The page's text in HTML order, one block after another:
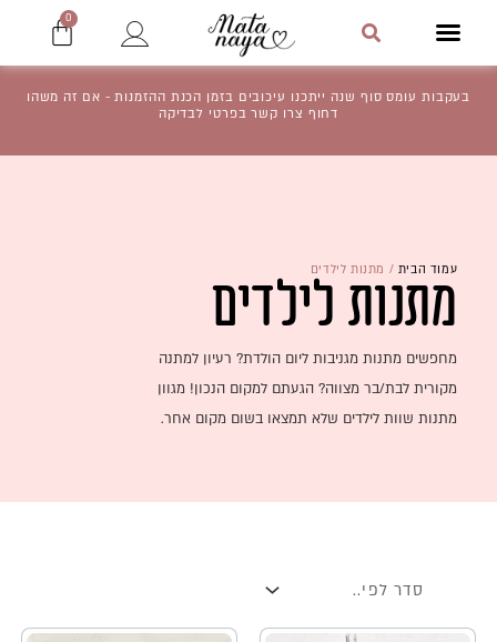
תפריט חיפוש
0
בעקבות עומס סוף שנה ייתכנו עיכובים בזמן הכנת ההזמנות - אם זה משהו
דחוף צרו קשר בפרטי לבדיקה
עמוד הבית / מתנות לילדים
מתנות לילדים
מחפשים מתנות מגניבות ליום הולדת? רעיון למתנה
מקורית לבת/בר מצווה? הגעתם למקום הנכון! מגוון
מתנות שוות לילדים שלא תמצאו בשום מקום אחר.